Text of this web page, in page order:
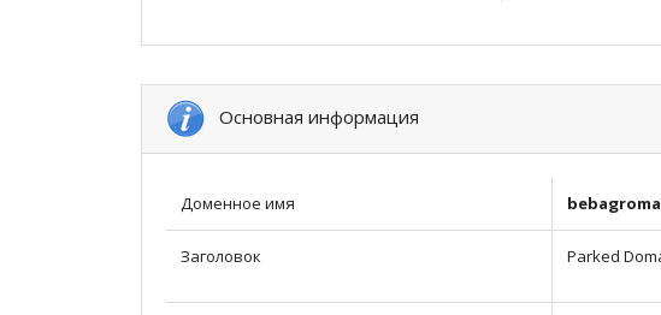
Основная информация
Доменное имя
Заголовок Parked